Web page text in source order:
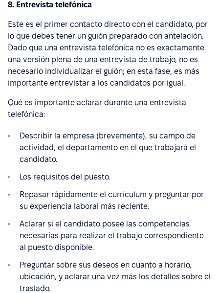
8. Entrevista telefónica
Este es el primer contacto directo con el candidato, por
lo que debes tener un guión preparado con antelación.
Dado que una entrevista telefónica no es exactamente
una versión plena de una entrevista de trabajo, no es
necesario individualizar el guión; en esta fase, es más
importante entrevistar a los candidatos por igual.
Qué es importante aclarar durante una entrevista
telefónica:
Describir la empresa (brevemente), su campo de
actividad, el departamento en el que trabajará el
candidato.
Los requisitos del puesto.
Repasar rápidamente el currículum y preguntar por
su experiencia laboral más reciente.
Aclarar si el candidato posee las competencias
necesarias para realizar el trabajo correspondiente
al puesto disponible.
Preguntar sobre sus deseos en cuanto a horario,
ubicación, y aclarar una vez más los detalles sobre el
traslado.